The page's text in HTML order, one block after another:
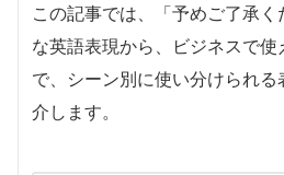
この記事では、「予めご了承
な英語表現から、ビジネスで使
で、シーン別に使い分けられ
介します。